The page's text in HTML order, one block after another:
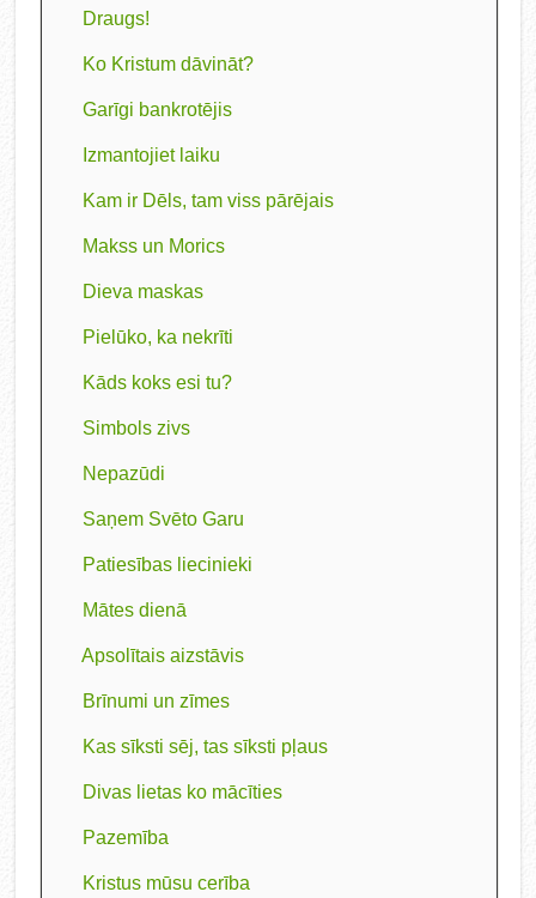
Draugs!
Ko Kristum dāvināt?
Garīgi bankrotējis
Izmantojiet laiku
Kam ir Dēls, tam viss pārējais
Makss un Morics
Dieva maskas
Pielūko, ka nekrīti
Kāds koks esi tu?
Simbols zivs
Nepazūdi
Saņem Svēto Garu
Patiesības liecinieki
Mātes dienā
Apsolītais aizstāvis
Brīnumi un zīmes
Kas sīksti sēj, tas sīksti pļaus
Divas lietas ko mācīties
Pazemība
Kristus mūsu cerība